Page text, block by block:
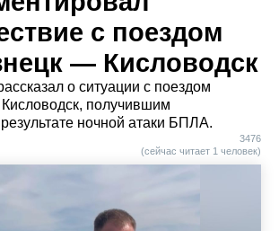
с поездом
— Кисловодск
о ситуации с поездом
получившим
ночной атаки БПЛА.
3476
(сейчас читает 1 человек)